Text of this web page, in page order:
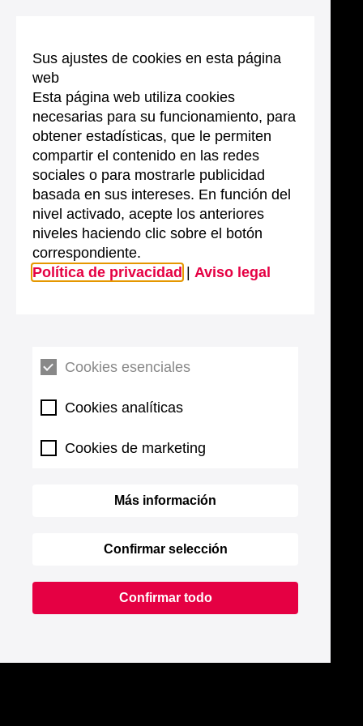
Sus ajustes de cookies en esta página
web
Esta página web utiliza cookies
necesarias para su funcionamiento, para
obtener estadísticas, que le permiten
compartir el contenido en las redes
sociales o para mostrarle publicidad
basada en sus intereses. En función del
nivel activado, acepte los anteriores
niveles haciendo clic sobre el botón
correspondiente.
Política de privacidad
Aviso legal
Cookies esenciales
Cookies analíticas
Cookies de marketing
Más información
Confirmar selección
Confirmar todo